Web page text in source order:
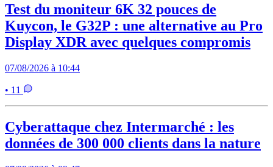
Test du moniteur 6K 32 pouces de
Kuycon, le G32P : une alternative au Pro
Display XDR avec quelques compromis
07/08/2026 à 10:44
• 11
Cyberattaque chez Intermarché : les
données de 300 000 clients dans la nature